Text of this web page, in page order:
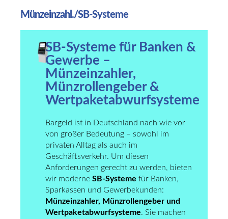
Münzeinzahl./SB-Systeme
SB-Systeme für Banken &
Gewerbe –
Münzeinzahler,
Münzrollengeber &
Wertpaketabwurfsysteme
Bargeld ist in Deutschland nach wie vor
von großer Bedeutung – sowohl im
privaten Alltag als auch im
Geschäftsverkehr. Um diesen
Anforderungen gerecht zu werden, bieten
wir moderne SB-Systeme für Banken,
Sparkassen und Gewerbekunden:
Münzeinzahler, Münzrollengeber und
Wertpaketabwurfsysteme. Sie machen